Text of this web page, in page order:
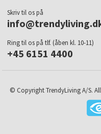
Skriv til os på
Ring til os på tlf. (åben kl. 10-11)
+45 6151 4400
© Copyright TrendyLiving A/S.